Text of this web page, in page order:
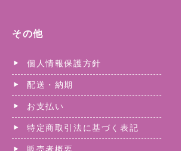
その他
個人情報保護方針
配送・納期
お支払い
特定商取引法に基づく表記